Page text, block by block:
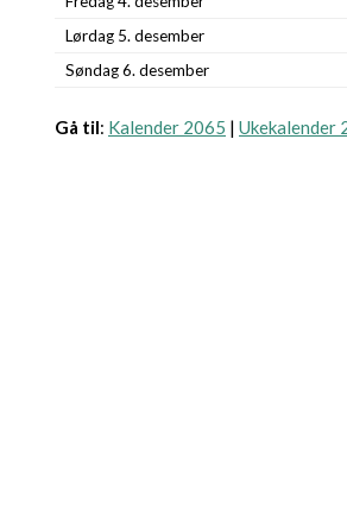
Lørdag 5. desember
Søndag 6. desember
Gå til: Kalender 2065 | Ukekalender